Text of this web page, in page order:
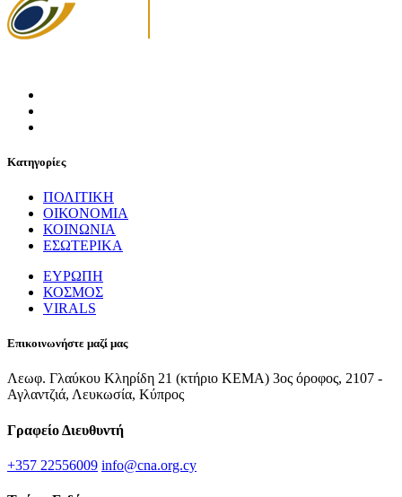
Κατηγορίες
ΠΟΛΙΤΙΚΗ
ΟΙΚΟΝΟΜΙΑ
ΚΟΙΝΩΝΙΑ
ΕΣΩΤΕΡΙΚΑ
ΕΥΡΩΠΗ
ΚΟΣΜΟΣ
VIRALS
Επικοινωνήστε μαζί μας
Λεωφ. Γλαύκου Κληρίδη 21 (κτήριο ΚΕΜΑ) 3ος όροφος, 2107 -
Αγλαντζιά, Λευκωσία, Κύπρος
Γραφείο Διευθυντή
+357 22556009 info@cna.org.cy